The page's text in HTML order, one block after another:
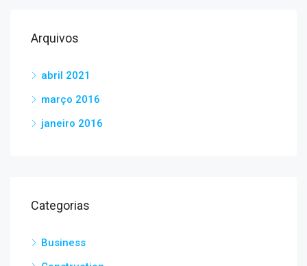
Arquivos
abril 2021
março 2016
janeiro 2016
Categorias
Business